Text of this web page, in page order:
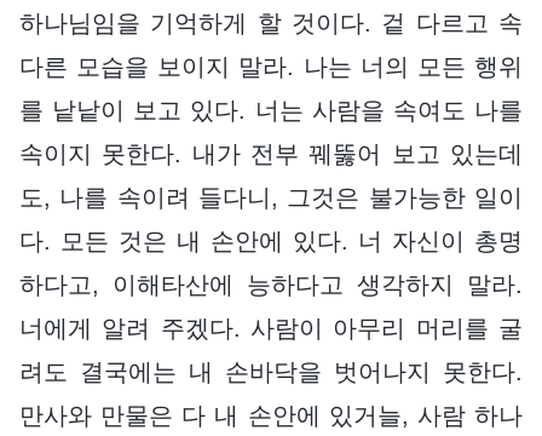
하나님임을 기억하게 할 것이다. 겉 다르고 속
다른 모습을 보이지 말라. 나는 너의 모든 행위
를 낱낱이 보고 있다. 너는 사람을 속여도 나를
속이지 못한다. 내가 전부 꿰뚫어 보고 있는데
도, 나를 속이려 들다니, 그것은 불가능한 일이
다. 모든 것은 내 손안에 있다. 너 자신이 총명
하다고, 이해타산에 능하다고 생각하지 말라.
너에게 알려 주겠다. 사람이 아무리 머리를 굴
려도 결국에는 내 손바닥을 벗어나지 못한다.
만사와 만물은 다 내 손안에 있거늘, 사람 하나